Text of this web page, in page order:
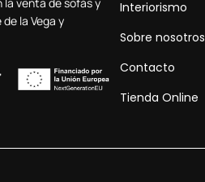
la Vega y
Interiorismo
Sobre nosotros
Contacto
Tienda Online